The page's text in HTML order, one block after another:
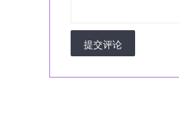
提交评论